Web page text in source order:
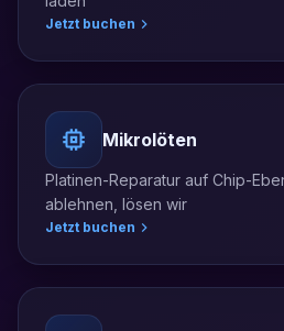
Jetzt buchen
Mikrolöten
Platinen-Reparatur auf Chip-
ablehnen, lösen wir
Jetzt buchen